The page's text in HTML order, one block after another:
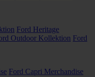
Ford Heritage
Outdoor Kollektion Ford
Ford Capri Merchandise